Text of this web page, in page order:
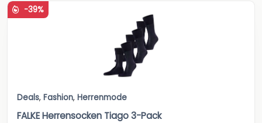
-39%
Deals, Fashion, Herrenmode
FALKE Herrensocken Tiago 3-Pack